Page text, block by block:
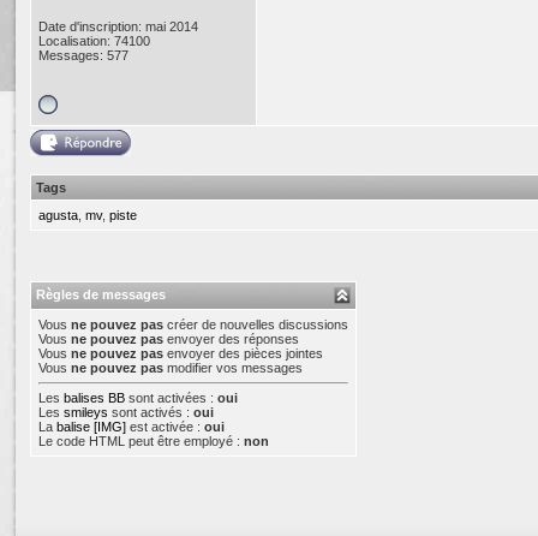
Date d'inscription: mai 2014
Localisation: 74100
Messages: 577
Tags
agusta mv, piste
Règles de messages
Vous ne pouvez pas créer de nouvelles discussions
Vous ne pouvez pas envoyer des réponses
Vous ne pouvez pas envoyer des pièces jointes
Vous ne pouvez pas modifier vos messages
Les balises BB sont activées : oui
Les smileys sont activés : oui
La balise [IMG] est activée : oui
Le code HTML peut être employé : non